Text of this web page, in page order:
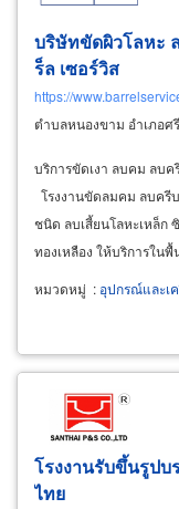
บริษัทขัดผิวโลหะ
ร็ล เซอร์วิส
https://
ตำบลหนองขาม อำเภอศ
บริการขัดเงา ลบคม ลบ
โรงงานขัดลมคม ลบครี
ชนิด ลบเสี้ยนโลหะเหล็ก
ทองเหลือง ให้บริการใน
ใกล้เคียง ชิ้นส่วนอะไหล่
อิเล็กทรอนิกส์ รับขัดแต่
หมวดหมู่ : อุปกรณ์และเ
โรงงานรับขึ้นรูป
ไทย